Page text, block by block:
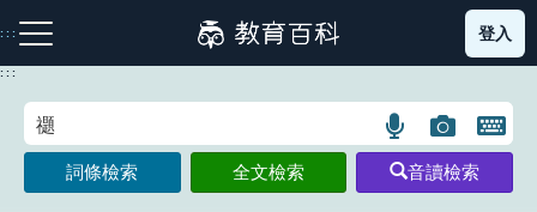
到
主
:::
注音索引圖示 筆畫索引圖示 部首索引表圖示
登入
:::
語
言
搜
圖
片
搜
開
鍵
詞條檢索 全文檢索 音讀檢索